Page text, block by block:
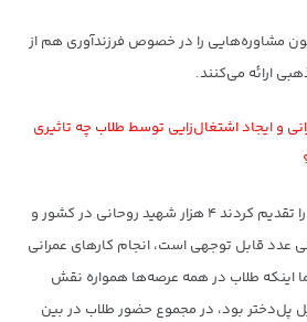
مشاوره‌هایی را در خصوص فرزندآوری هم از
ارائه می‌کنند.
و ایجاد اشتغال‌زایی توسط طلاب چه تاثیری
ببینید طلاب ما شهدای زیادی را تقدیم کردند ۴ هزار شهید روحانی در کشور و
هم حدود ۵۶ روحانی عدد قابل توجهی است، انجام کارهای عمرانی
اینکه طلاب در همه عرصه‌ها همواره نقش
پل‌دختر بود، در مجموع حضور طلاب در بین